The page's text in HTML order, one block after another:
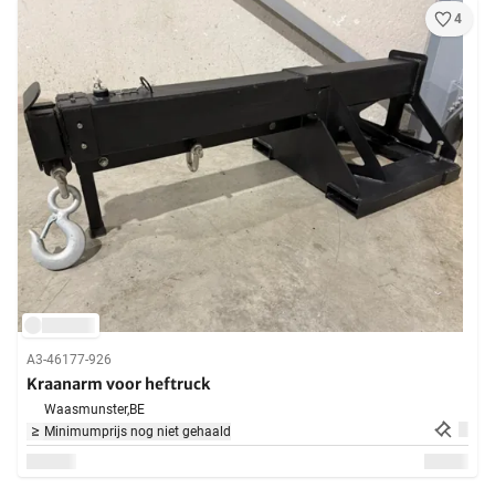
4
A3-46177-926
Kraanarm voor heftruck
Waasmunster,BE
Minimumprijs nog niet gehaald